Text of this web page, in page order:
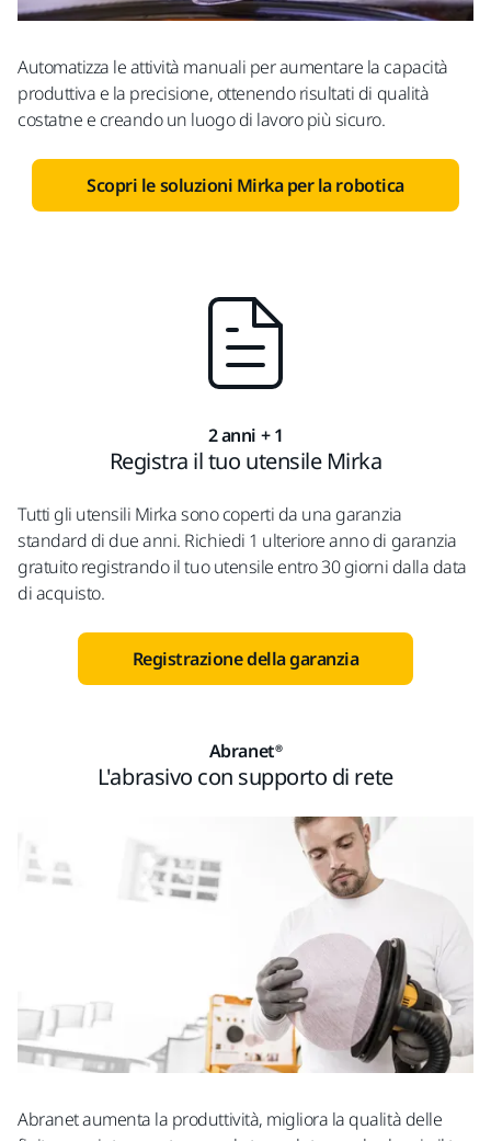
Automatizza le attività manuali per aumentare la capacità
produttiva e la precisione, ottenendo risultati di qualità
costatne e creando un luogo di lavoro più sicuro.
Scopri le soluzioni Mirka per la robotica
2 anni + 1
Registra il tuo utensile Mirka
Tutti gli utensili Mirka sono coperti da una garanzia
standard di due anni. Richiedi 1 ulteriore anno di garanzia
gratuito registrando il tuo utensile entro 30 giorni dalla data
di acquisto.
Registrazione della garanzia
Abranet®
L'abrasivo con supporto di rete
Abranet aumenta la produttività, migliora la qualità delle